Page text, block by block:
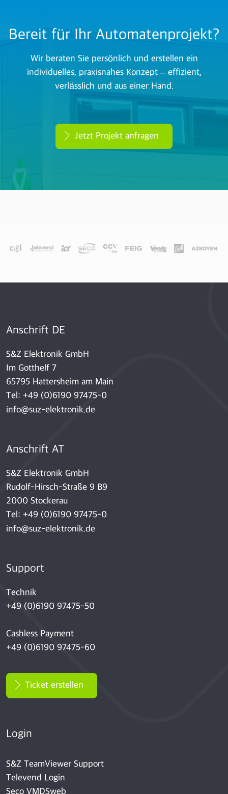
Bereit für Ihr Automatenprojekt?
Wir beraten Sie persönlich und erstellen ein
individuelles, praxisnahes Konzept – effizient,
verlässlich und aus einer Hand.
Jetzt Projekt anfragen
Anschrift DE
S&Z Elektronik GmbH
Im Gotthelf 7
65795 Hattersheim am Main
Tel: +49 (0)6190 97475-0
info@suz-elektronik.de
Anschrift AT
S&Z Elektronik GmbH
Rudolf-Hirsch-Straße 9 B9
2000 Stockerau
Tel: +49 (0)6190 97475-0
info@suz-elektronik.de
Support
Technik
+49 (0)6190 97475-50
Cashless Payment
+49 (0)6190 97475-60
Ticket erstellen
Login
S&Z TeamViewer Support
Televend Login